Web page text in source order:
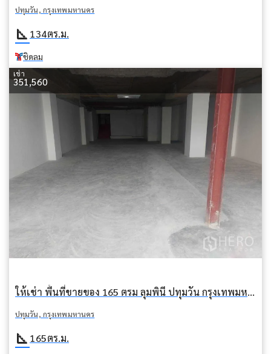
ปทุมวัน, กรุงเทพมหานคร
square_foot 134ตร.ม.
ชิดลม
เช่า
351,560
ให้เช่า พื้นที่ขายของ 165 ตรม ลุมพินี ปทุมวัน กรุงเทพมหานคร BTS ชิดลม
ปทุมวัน, กรุงเทพมหานคร
square_foot 165ตร.ม.